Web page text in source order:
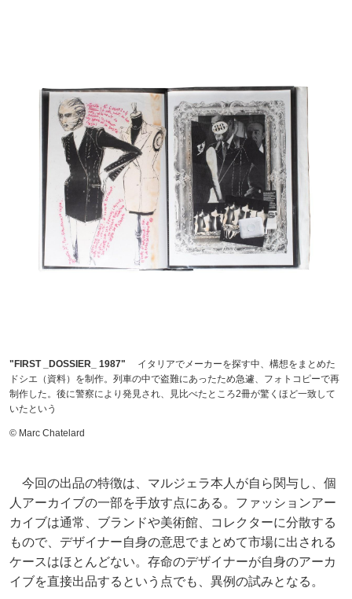
"FIRST _DOSSIER_ 1987" イタリアでメーカーを探す中、構想をまとめた
ドシエ（資料）を制作。列車の中で盗難にあったため急遽、フォトコピーで再
制作した。後に警察により発見され、見比べたところ2冊が驚くほど一致して
いたという
© Marc Chatelard
今回の出品の特徴は、マルジェラ本人が自ら関与し、個
人アーカイブの一部を手放す点にある。ファッションアー
カイブは通常、ブランドや美術館、コレクターに分散する
もので、デザイナー自身の意思でまとめて市場に出される
ケースはほとんどない。存命のデザイナーが自身のアーカ
イブを直接出品するという点でも、異例の試みとなる。